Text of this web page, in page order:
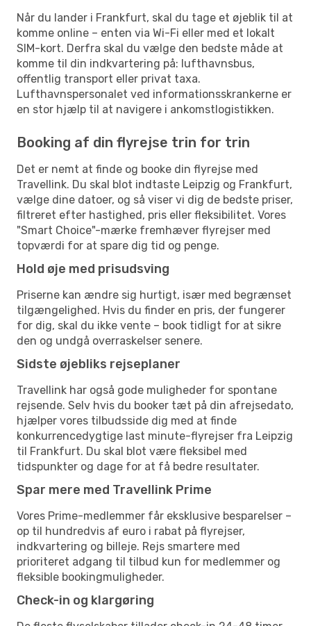
Når du lander i Frankfurt, skal du tage et øjeblik til at
komme online – enten via Wi-Fi eller med et lokalt
SIM-kort. Derfra skal du vælge den bedste måde at
komme til din indkvartering på: lufthavnsbus,
offentlig transport eller privat taxa.
Lufthavnspersonalet ved informationsskrankerne er
en stor hjælp til at navigere i ankomstlogistikken.
Booking af din flyrejse trin for trin
Det er nemt at finde og booke din flyrejse med
Travellink. Du skal blot indtaste Leipzig og Frankfurt,
vælge dine datoer, og så viser vi dig de bedste priser,
filtreret efter hastighed, pris eller fleksibilitet. Vores
"Smart Choice"-mærke fremhæver flyrejser med
topværdi for at spare dig tid og penge.
Hold øje med prisudsving
Priserne kan ændre sig hurtigt, især med begrænset
tilgængelighed. Hvis du finder en pris, der fungerer
for dig, skal du ikke vente – book tidligt for at sikre
den og undgå overraskelser senere.
Sidste øjebliks rejseplaner
Travellink har også gode muligheder for spontane
rejsende. Selv hvis du booker tæt på din afrejsedato,
hjælper vores tilbudsside dig med at finde
konkurrencedygtige last minute-flyrejser fra Leipzig
til Frankfurt. Du skal blot være fleksibel med
tidspunkter og dage for at få bedre resultater.
Spar mere med Travellink Prime
Vores Prime-medlemmer får eksklusive besparelser –
op til hundredvis af euro i rabat på flyrejser,
indkvartering og billeje. Rejs smartere med
prioriteret adgang til tilbud kun for medlemmer og
fleksible bookingmuligheder.
Check-in og klargøring